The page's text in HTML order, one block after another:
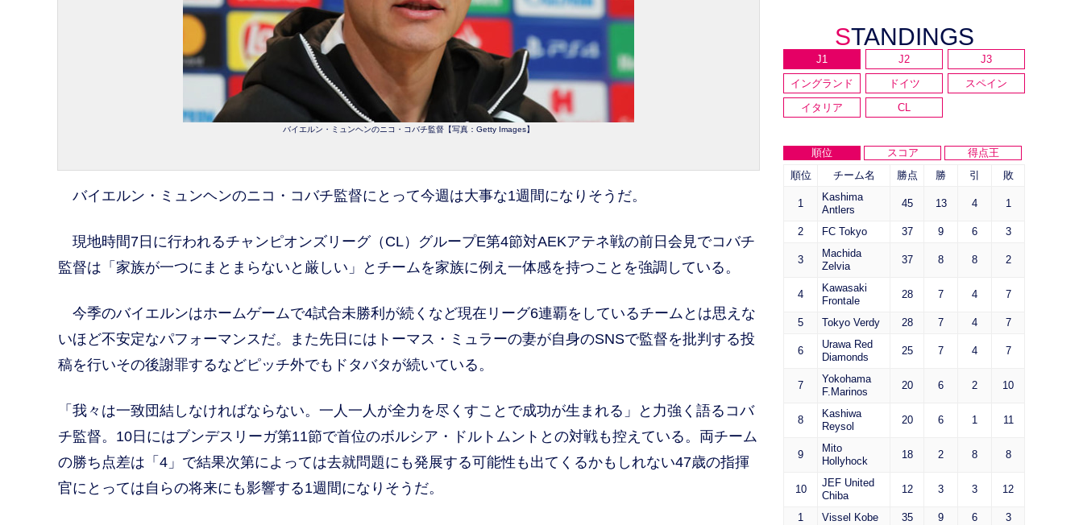
バイエルン・ミュンヘンのニコ・コバチ監督【写真：Getty Images】
バイエルン・ミュンヘンのニコ・コバチ監督にとって今週は大事な1週間になりそうだ。
現地時間7日に行われるチャンピオンズリーグ（CL）グループE第4節対AEKアテネ戦の前日会見でコバチ
監督は「家族が一つにまとまらないと厳しい」とチームを家族に例え一体感を持つことを強調している。
今季のバイエルンはホームゲームで4試合未勝利が続くなど現在リーグ6連覇をしているチームとは思えな
いほど不安定なパフォーマンスだ。また先日にはトーマス・ミュラーの妻が自身のSNSで監督を批判する投
稿を行いその後謝罪するなどピッチ外でもドタバタが続いている。
「我々は一致団結しなければならない。一人一人が全力を尽くすことで成功が生まれる」と力強く語るコバ
チ監督。10日にはブンデスリーガ第11節で首位のボルシア・ドルトムントとの対戦も控えている。両チーム
の勝ち点差は「4」で結果次第によっては去就問題にも発展する可能性も出てくるかもしれない47歳の指揮
官にとっては自らの将来にも影響する1週間になりそうだ。
STANDINGS
J1 J2
J3
イングランド
ドイツ
スペイン
イタリア
CL
順位 スコア
得点王
順位
チーム名 勝点 勝 引 敗
1
Kashima
Antlers
45 13 4 1
2 FC Tokyo 37 9 6 3
3
Machida
Zelvia
37 8 8 2
4
Kawasaki
Frontale
28 7 4 7
5 Tokyo Verdy 28 7 4 7
6
Urawa Red
Diamonds
25 7 4 7
7
Yokohama
F.Marinos
20 6 2 10
8
Kashiwa
Reysol
20 6 1 11
9
Mito
Hollyhock
18 2 8 8
10
JEF United
Chiba
12 3 3 12
1 Vissel Kobe 35 9 6 3